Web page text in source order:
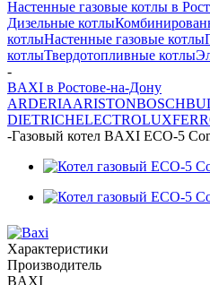
Настенные газовые котлы в
Дизельные котлы
котлыНастенные газовые котлы
котлыТвердотопливные котлы
-
BAXI в Ростове-на-Дону
ARDERIAARISTONBOSCH
DIETRICHELECTROLUX
-Газовый котел BAXI ECO-5
Характеристики
Производитель
BAXI